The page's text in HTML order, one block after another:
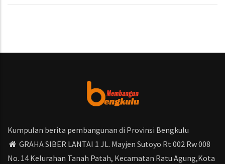
Kumpulan berita pembangunan di Provinsi Bengkulu
GRAHA SIBER LANTAI 1 JL. Mayjen Sutoyo Rt 002 Rw 008
No. 14 Kelurahan Tanah Patah, Kecamatan Ratu Agung,Kota